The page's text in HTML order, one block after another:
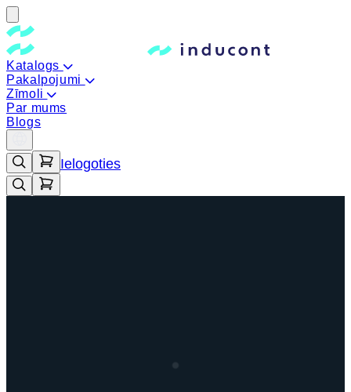
Katalogs
Pakalpojumi
Zīmoli
Par mums
Blogs
Ielogoties